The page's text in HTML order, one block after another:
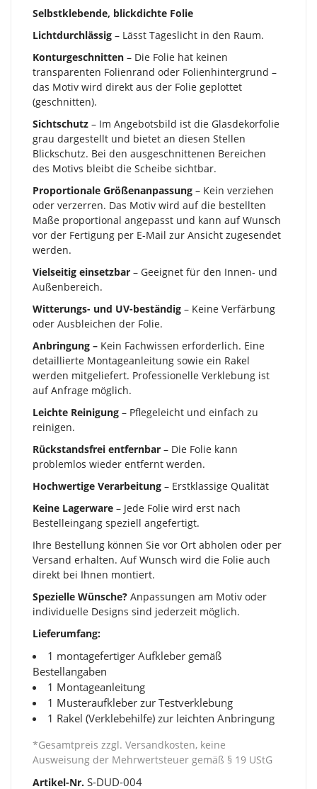
Selbstklebende, blickdichte Folie
Lichtdurchlässig – Lässt Tageslicht in den Raum.
Konturgeschnitten – Die Folie hat keinen
transparenten Folienrand oder Folienhintergrund –
das Motiv wird direkt aus der Folie geplottet
(geschnitten).
Sichtschutz – Im Angebotsbild ist die Glasdekorfolie
grau dargestellt und bietet an diesen Stellen
Blickschutz. Bei den ausgeschnittenen Bereichen
des Motivs bleibt die Scheibe sichtbar.
Proportionale Größenanpassung – Kein verziehen
oder verzerren. Das Motiv wird auf die bestellten
Maße proportional angepasst und kann auf Wunsch
vor der Fertigung per E-Mail zur Ansicht zugesendet
werden.
Vielseitig einsetzbar – Geeignet für den Innen- und
Außenbereich.
Witterungs- und UV-beständig – Keine Verfärbung
oder Ausbleichen der Folie.
Anbringung – Kein Fachwissen erforderlich. Eine
detaillierte Montageanleitung sowie ein Rakel
werden mitgeliefert. Professionelle Verklebung ist
auf Anfrage möglich.
Leichte Reinigung – Pflegeleicht und einfach zu
reinigen.
Rückstandsfrei entfernbar – Die Folie kann
problemlos wieder entfernt werden.
Hochwertige Verarbeitung – Erstklassige Qualität
Keine Lagerware – Jede Folie wird erst nach
Bestelleingang speziell angefertigt.
Ihre Bestellung können Sie vor Ort abholen oder per
Versand erhalten. Auf Wunsch wird die Folie auch
direkt bei Ihnen montiert.
Spezielle Wünsche? Anpassungen am Motiv oder
individuelle Designs sind jederzeit möglich.
Lieferumfang:
1 montagefertiger Aufkleber gemäß
Bestellangaben
1 Montageanleitung
1 Musteraufkleber zur Testverklebung
1 Rakel (Verklebehilfe) zur leichten Anbringung
*Gesamtpreis zzgl. Versandkosten, keine
Ausweisung der Mehrwertsteuer gemäß § 19 UStG
Artikel-Nr. S-DUD-004